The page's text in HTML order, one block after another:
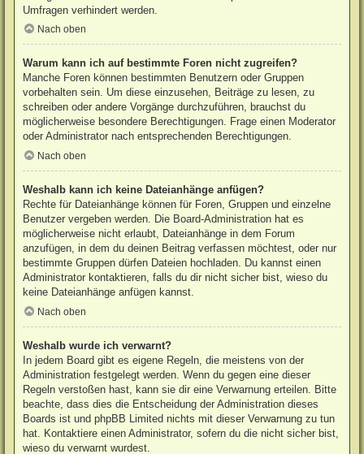
Umfragen verhindert werden.
Nach oben
Warum kann ich auf bestimmte Foren nicht zugreifen?
Manche Foren können bestimmten Benutzern oder Gruppen
vorbehalten sein. Um diese einzusehen, Beiträge zu lesen, zu
schreiben oder andere Vorgänge durchzuführen, brauchst du
möglicherweise besondere Berechtigungen. Frage einen Moderator
oder Administrator nach entsprechenden Berechtigungen.
Nach oben
Weshalb kann ich keine Dateianhänge anfügen?
Rechte für Dateianhänge können für Foren, Gruppen und einzelne
Benutzer vergeben werden. Die Board-Administration hat es
möglicherweise nicht erlaubt, Dateianhänge in dem Forum
anzufügen, in dem du deinen Beitrag verfassen möchtest, oder nur
bestimmte Gruppen dürfen Dateien hochladen. Du kannst einen
Administrator kontaktieren, falls du dir nicht sicher bist, wieso du
keine Dateianhänge anfügen kannst.
Nach oben
Weshalb wurde ich verwarnt?
In jedem Board gibt es eigene Regeln, die meistens von der
Administration festgelegt werden. Wenn du gegen eine dieser
Regeln verstoßen hast, kann sie dir eine Verwarnung erteilen. Bitte
beachte, dass dies die Entscheidung der Administration dieses
Boards ist und phpBB Limited nichts mit dieser Verwarnung zu tun
hat. Kontaktiere einen Administrator, sofern du die nicht sicher bist,
wieso du verwarnt wurdest.